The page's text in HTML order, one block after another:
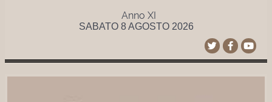
Anno XI
SABATO 8 AGOSTO 2026